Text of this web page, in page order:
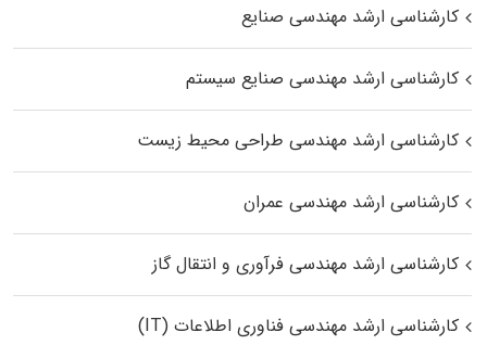
کارشناسی ارشد مهندسی صنایع
کارشناسی ارشد مهندسی صنایع سیستم
کارشناسی ارشد مهندسی طراحی محیط زیست
کارشناسی ارشد مهندسی عمران
کارشناسی ارشد مهندسی فرآوری و انتقال گاز
کارشناسی ارشد مهندسی فناوری اطلاعات (IT)